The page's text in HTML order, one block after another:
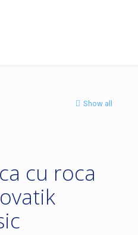
Show all
cu roca